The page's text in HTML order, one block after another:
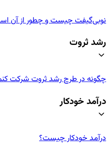
نوبی‌گیفت چیست و چطور از آن
رشد ثروت
چگونه در طرح رشد ثروت شرکت
درآمد خودکار
درآمد خودکار چیست؟